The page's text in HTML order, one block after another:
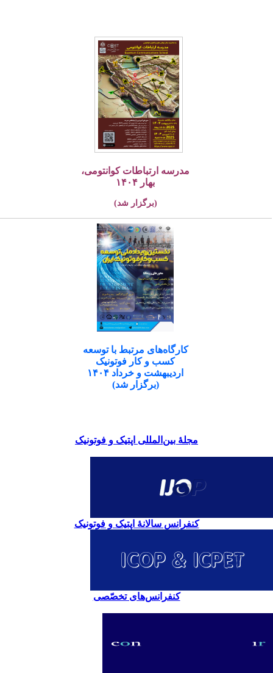
مدرسه ارتباطات کوانتومی،
بهار ۱۴۰۴
(برگزار شد)
کارگاه‌های مرتبط با توسعه
کسب و کار فوتونیک
اردیبهشت و خرداد ۱۴۰۴
(برگزار شد)
مجلۀ بین‌المللی اپتیک و فوتونیک
کنفرانس سالانۀ اپتیک و فوتونیک
کنفرانس‌های تخصّصی